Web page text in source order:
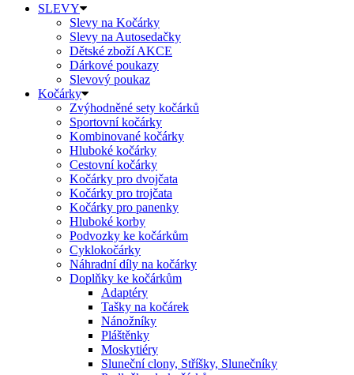
SLEVY
Slevy na Kočárky
Slevy na Autosedačky
Dětské zboží AKCE
Dárkové poukazy
Slevový poukaz
Kočárky
Zvýhodněné sety kočárků
Sportovní kočárky
Kombinované kočárky
Hluboké kočárky
Cestovní kočárky
Kočárky pro dvojčata
Kočárky pro trojčata
Kočárky pro panenky
Hluboké korby
Podvozky ke kočárkům
Cyklokočárky
Náhradní díly na kočárky
Doplňky ke kočárkům
Adaptéry
Tašky na kočárek
Nánožníky
Pláštěnky
Moskytiéry
Sluneční clony, Stříšky, Slunečníky